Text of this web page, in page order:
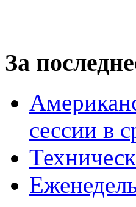
За
сессии в